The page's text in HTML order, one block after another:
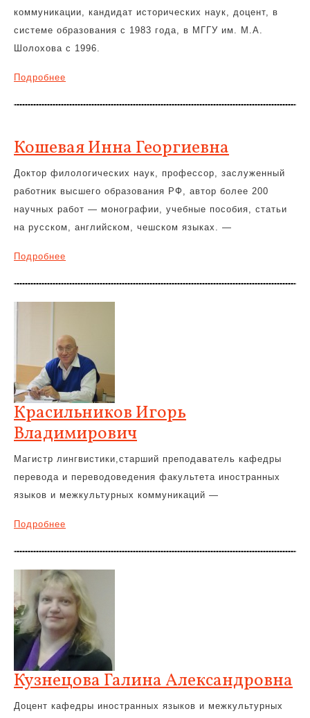
коммуникации, кандидат исторических наук, доцент, в
системе образования с 1983 года, в МГГУ им. М.А.
Шолохова с 1996.
Подробнее
Кошевая Инна Георгиевна
Доктор филологических наук, профессор, заслуженный
работник высшего образования РФ, автор более 200
научных работ — монографии, учебные пособия, статьи
на русском, английском, чешском языках. —
Подробнее
Красильников Игорь
Владимирович
Магистр лингвистики,старший преподаватель кафедры
перевода и переводоведения факультета иностранных
языков и межкультурных коммуникаций —
Подробнее
Кузнецова Галина Александровна
Доцент кафедры иностранных языков и межкультурных